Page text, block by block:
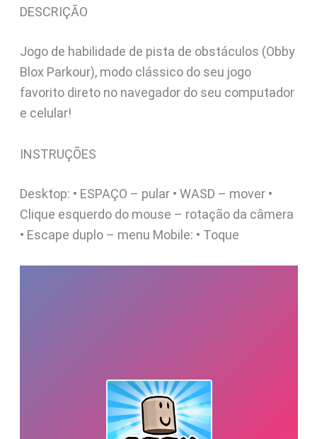
DESCRIÇÃO
Jogo de habilidade de pista de obstáculos (Obby
Blox Parkour), modo clássico do seu jogo
favorito direto no navegador do seu computador
e celular!
INSTRUÇÕES
Desktop: • ESPAÇO – pular • WASD – mover •
Clique esquerdo do mouse – rotação da câmera
• Escape duplo – menu Mobile: • Toque